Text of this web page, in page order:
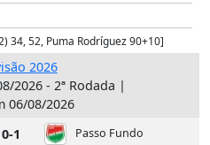
52, Puma Rodríguez 90+10]
2026
2026 - 2ª Rodada |
06/08/2026
0-1 Passo Fundo